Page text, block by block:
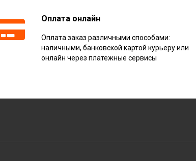
Оплата онлайн
Оплата заказ различными способами:
наличными, банковской картой курьеру или
онлайн через платежные сервисы